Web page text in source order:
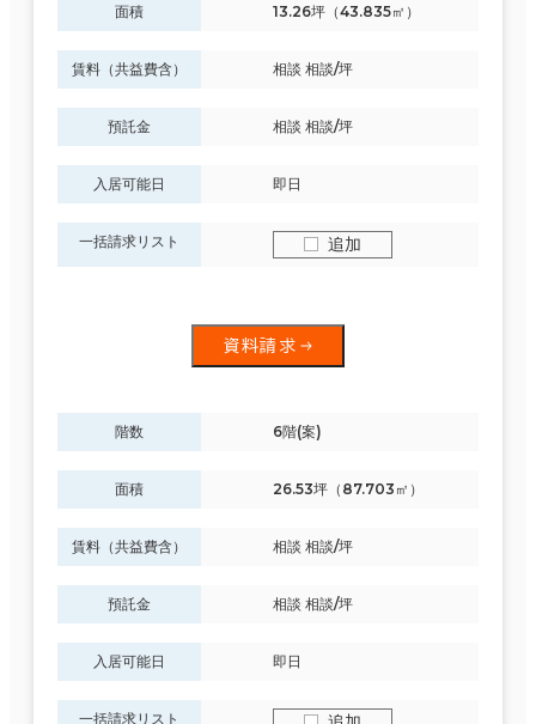
面積 13.26坪（43.835㎡）
賃料（共益費含） 相談 相談/坪
預託金 相談 相談/坪
入居可能日 即日
一括請求リスト 追加
資料請求
階数 6階(案)
面積 26.53坪（87.703㎡）
賃料（共益費含） 相談 相談/坪
預託金 相談 相談/坪
入居可能日 即日
一括請求リスト